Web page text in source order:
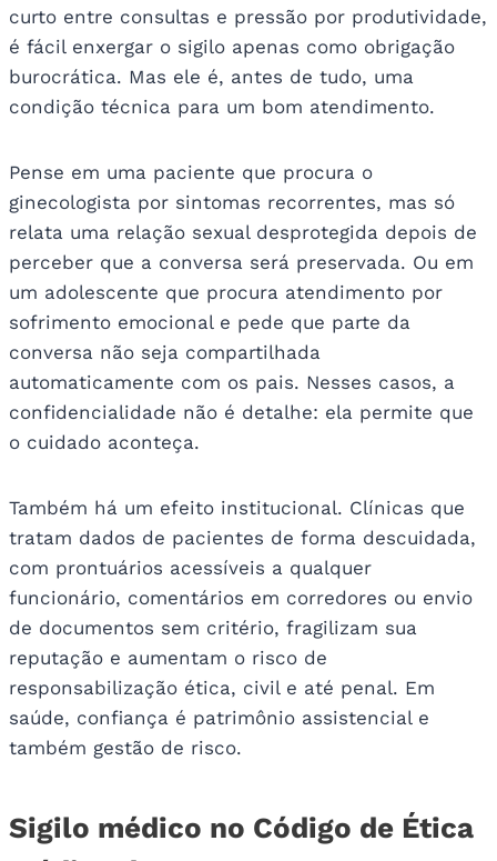
curto entre consultas e pressão por produtividade,
é fácil enxergar o sigilo apenas como obrigação
burocrática. Mas ele é, antes de tudo, uma
condição técnica para um bom atendimento.
Pense em uma paciente que procura o
ginecologista por sintomas recorrentes, mas só
relata uma relação sexual desprotegida depois de
perceber que a conversa será preservada. Ou em
um adolescente que procura atendimento por
sofrimento emocional e pede que parte da
conversa não seja compartilhada
automaticamente com os pais. Nesses casos, a
confidencialidade não é detalhe: ela permite que
o cuidado aconteça.
Também há um efeito institucional. Clínicas que
tratam dados de pacientes de forma descuidada,
com prontuários acessíveis a qualquer
funcionário, comentários em corredores ou envio
de documentos sem critério, fragilizam sua
reputação e aumentam o risco de
responsabilização ética, civil e até penal. Em
saúde, confiança é patrimônio assistencial e
também gestão de risco.
Sigilo médico no Código de Ética